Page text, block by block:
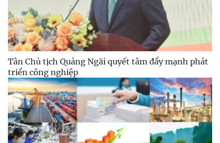
Tân Chủ tịch Quảng Ngãi quyết tâm đẩy mạnh phát
triển công nghiệp